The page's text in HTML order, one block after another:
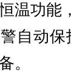
温功能
自动
。